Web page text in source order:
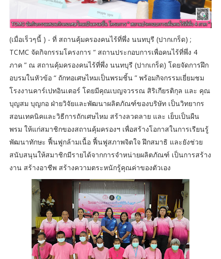
(เมื่อเร็วๆนี้ ) - ที่ สถานคุ้มครองคนไร้ที่พึ่ง นนทบุรี (ปากเกร็ด) ;
TCMC จัดกิจกรรมโครงการ “ สถานประกอบการเพื่อคนไร้ที่พึ่ง 4
ภาค ” ณ สถานคุ้มครองคนไร้ที่พึ่ง นนทบุรี (ปากเกร็ด) โดยจัดการฝึก
อบรมในหัวข้อ “ ถักทอเศษไหมเป็นพรมชิ้น ” พร้อมกิจกรรมเยี่ยมชม
โรงงานคาร์เปทอินเตอร์ โดยมีคุณเบญจวรรณ สิริเกียรติกุล และ คุณ
บุญสม บุญกอ ฝ่ายวิจัยและพัฒนาผลิตภัณฑ์ของบริษัท เป็นวิทยากร
สอนเทคนิคและวิธีการถักเศษไหม สร้างลวดลาย และ เย็บเป็นผืน
พรม ให้แก่สมาชิกของสถานคุ้มครองฯ เพื่อสร้างโอกาสในการเรียนรู้
พัฒนาทักษะ ฟื้นฟูกล้ามเนื้อ ฟื้นฟูสภาพจิตใจ ฝึกสมาธิ และยังช่วย
สนับสนุนให้สมาชิกมีรายได้จากการจำหน่ายผลิตภัณฑ์ เป็นการสร้าง
งาน สร้างอาชีพ สร้างความตระหนักรู้คุณค่าของตัวเอง